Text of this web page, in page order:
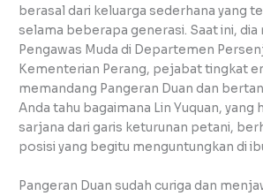
berasal dari keluarga sederhana yang
selama beberapa generasi. Saat ini,
Pengawas Muda di Departemen
Kementerian Perang, pejabat tingkat
memandang Pangeran Duan dan
Anda tahu bagaimana Lin Yuquan, yang
sarjana dari garis keturunan petani,
posisi yang begitu menguntungkan di
Pangeran Duan sudah curiga dan